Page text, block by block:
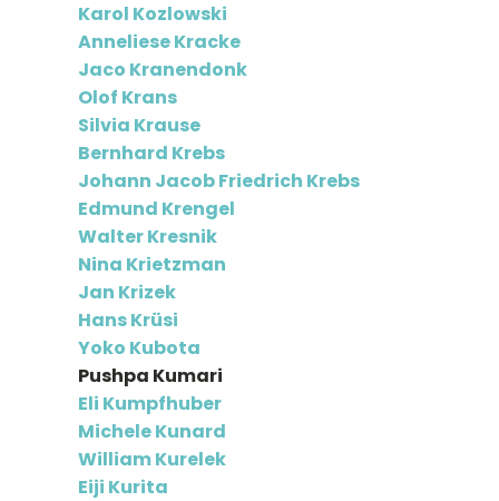
Karol Kozlowski
Anneliese Kracke
Jaco Kranendonk
Olof Krans
Silvia Krause
Bernhard Krebs
Johann Jacob Friedrich Krebs
Edmund Krengel
Walter Kresnik
Nina Krietzman
Jan Krizek
Hans Krüsi
Yoko Kubota
Pushpa Kumari
Eli Kumpfhuber
Michele Kunard
William Kurelek
Eiji Kurita